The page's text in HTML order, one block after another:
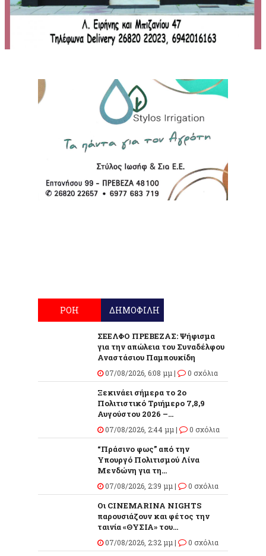
ΡΟΗ ΔΗΜΟΦΙΛΗ
ΣΕΕΛΦΟ ΠΡΕΒΕΖΑΣ: Ψήφισμα
για την απώλεια του Συναδέλφου
Αναστάσιου Παμπουκίδη
07/08/2026, 6:08 μμ | 0 σχόλια
Ξεκινάει σήμερα το 2ο
Πολιτιστικό Τριήμερο 7,8,9
Αυγούστου 2026 –...
07/08/2026, 2:44 μμ | 0 σχόλια
“Πράσινο φως” από την
Υπουργό Πολιτισμού Λίνα
Μενδώνη για τη...
07/08/2026, 2:39 μμ | 0 σχόλια
Οι CINEMARINA NIGHTS
παρουσιάζουν και φέτος την
ταινία «ΘΥΣΙΑ» του...
07/08/2026, 2:32 μμ | 0 σχόλια